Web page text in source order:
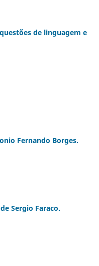
de linguagem e
Fernando Borges.
Sergio Faraco.